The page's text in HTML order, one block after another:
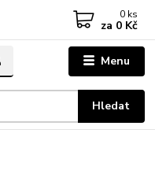
Menu
Hledat
0 ks
za 0 Kč